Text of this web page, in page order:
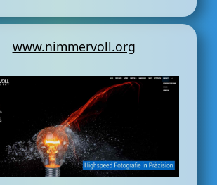
www.nimmervoll.org